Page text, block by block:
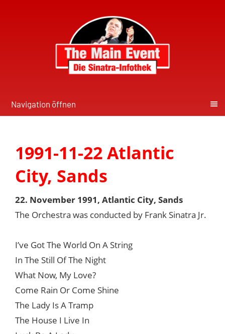
Navigation öffnen
1991-11-22 Atlantic
City, Sands
22. November 1991, Atlantic City, Sands
The Orchestra was conducted by Frank Sinatra Jr.
I’ve Got The World On A String
In The Still Of The Night
What Now, My Love?
Come Rain Or Come Shine
The Lady Is A Tramp
The House I Live In